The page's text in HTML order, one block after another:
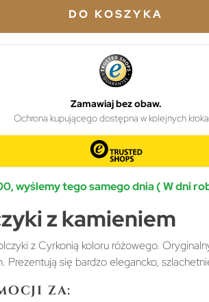
DO KOSZYKA
wyślemy tego samego dnia ( W dni
z kamieniem
z Cyrkonią koloru różowego.
Prezentują się bardzo elegancko,
za: